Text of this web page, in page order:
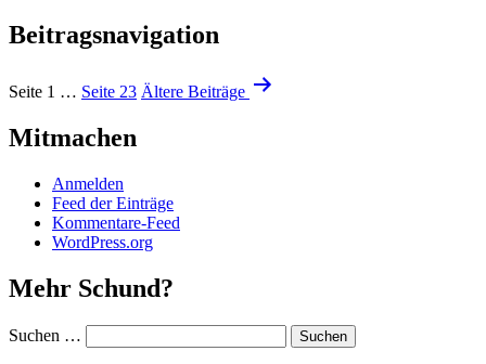
Beitragsnavigation
Seite 1 … Seite 23 Ältere Beiträge
Mitmachen
Anmelden
Feed der Einträge
Kommentare-Feed
WordPress.org
Mehr Schund?
Suchen …